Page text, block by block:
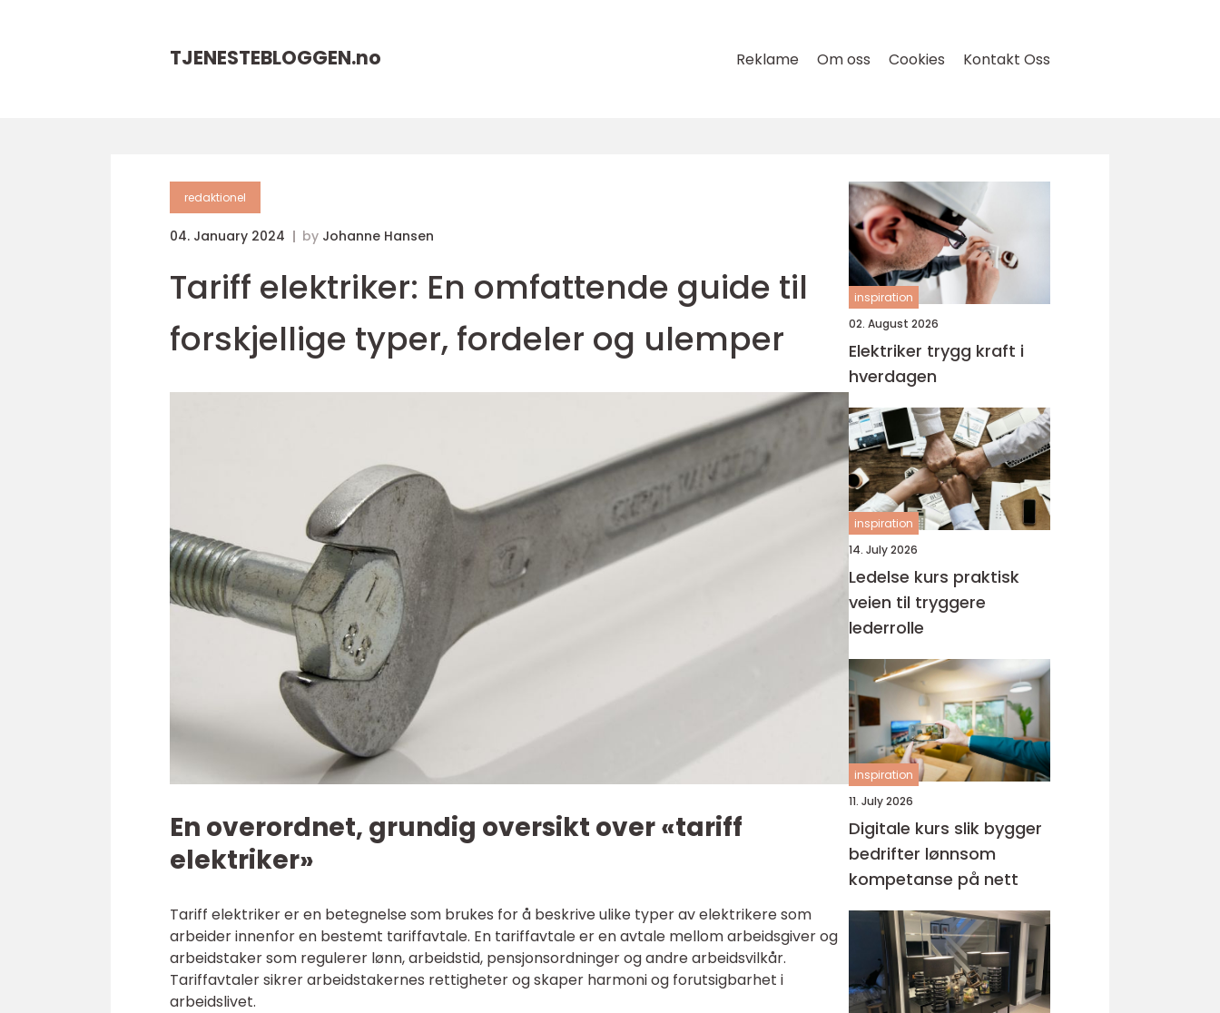
TJENESTEBLOGGEN.no Reklame Om oss Cookies Kontakt Oss
redaktionel
04. January 2024 by Johanne Hansen
Tariff elektriker: En omfattende guide til
forskjellige typer, fordeler og ulemper
En overordnet, grundig oversikt over «tariff
elektriker»
Tariff elektriker er en betegnelse som brukes for å beskrive ulike typer av elektrikere som
arbeider innenfor en bestemt tariffavtale. En tariffavtale er en avtale mellom arbeidsgiver og
arbeidstaker som regulerer lønn, arbeidstid, pensjonsordninger og andre arbeidsvilkår.
Tariffavtaler sikrer arbeidstakernes rettigheter og skaper harmoni og forutsigbarhet i
arbeidslivet.
inspiration
02. August 2026
Elektriker trygg kraft i
hverdagen
inspiration
14. July 2026
Ledelse kurs praktisk
veien til tryggere
lederrolle
inspiration
11. July 2026
Digitale kurs slik bygger
bedrifter lønnsom
kompetanse på nett